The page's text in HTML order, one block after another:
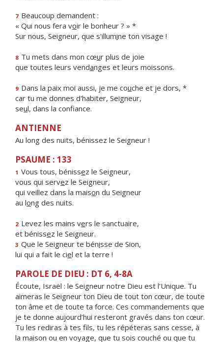
7 Beaucoup demandent :
« Qui nous fera voir le bonheur ? » *
Sur nous, Seigneur, que s'illumine ton visage !
8 Tu mets dans mon cœur plus de joie
que toutes leurs vendanges et leurs moissons.
9 Dans la paix moi aussi, je me couche et je dors, *
car tu me donnes d'habiter, Seigneur,
seul, dans la confiance.
ANTIENNE
Au long des nuits, bénissez le Seigneur !
PSAUME : 133
1 Vous tous, bénissez le Seigneur,
vous qui servez le Seigneur,
qui veillez dans la maison du Seigneur
au long des nuits.
2 Levez les mains vers le sanctuaire,
et bénissez le Seigneur.
3 Que le Seigneur te bénisse de Sion,
lui qui a fait le ciel et la terre !
PAROLE DE DIEU : DT 6, 4-8A
Écoute, Israël : le Seigneur notre Dieu est l’Unique. Tu
aimeras le Seigneur ton Dieu de tout ton cœur, de toute
ton âme et de toute ta force. Ces commandements que
je te donne aujourd’hui resteront gravés dans ton cœur.
Tu les rediras à tes fils, tu les répéteras sans cesse, à
la maison ou en voyage, que tu sois couché ou que tu